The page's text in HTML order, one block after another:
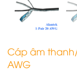
Cáp âm
AWG